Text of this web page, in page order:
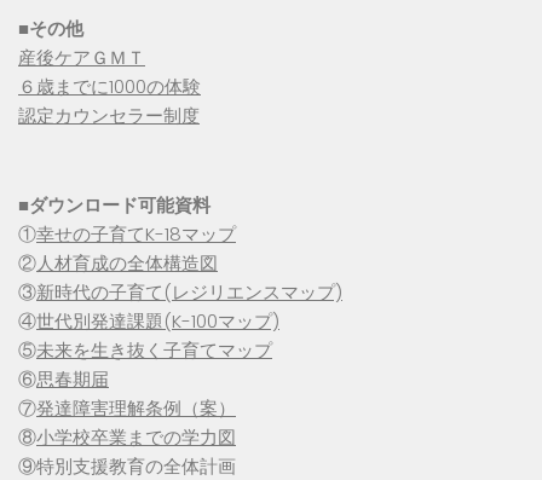
■その他
産後ケアＧＭＴ
６歳までに1000の体験
認定カウンセラー制度
■ダウンロード可能資料
①幸せの子育てK-18マップ
②人材育成の全体構造図
③新時代の子育て(レジリエンスマップ)
④世代別発達課題(K-100マップ)
⑤未来を生き抜く子育てマップ
⑥思春期届
⑦発達障害理解条例（案）
⑧小学校卒業までの学力図
⑨特別支援教育の全体計画